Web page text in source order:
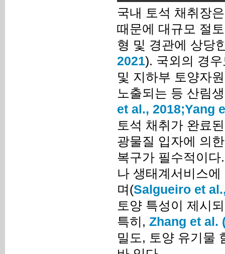
국내 토석 채취장
때문에 대규모 절
형 및 경관에 상당
2021). 국외의 경
및 지하부 토양자
노출되는 등 산림
et al., 2018;Yang
토석 채취가 완료
광물질 입자에 의
복구가 필수적이
나 생태계서비스
며(Salgueiro et
토양 특성이 제시
특히, Zhang et al.
밀도, 토양 유기물